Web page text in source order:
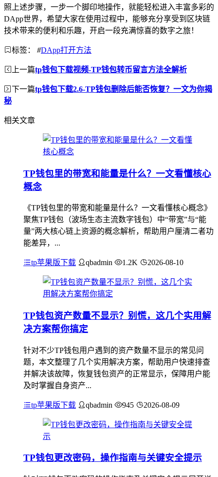
照上述步骤，一步一个脚印地操作，就能轻松进入丰富多彩的
DApp世界，希望大家在使用过程中，能够充分享受到区块链
技术带来的便利和乐趣，开启一段充满惊喜的数字之旅！
标签： #DApp打开方法
上一篇tp钱包下载视频-TP钱包转币留言方法全解析
下一篇tp钱包下载2.6-TP钱包删除后能否恢复？一文为你揭
秘
相关文章
TP钱包里的带宽和能量是什么？一文看懂核心
概念
《TP钱包里的带宽和能量是什么？一文看懂核心概念》
聚焦TP钱包（波场生态主流数字钱包）中“带宽”与“能
量”两大核心链上资源的概念解析，帮助用户厘清二者功
能差异，...
tp苹果版下载 qbadmin 1.2K 2026-08-10
TP钱包资产数量不显示？别慌，这几个实用解
决方案帮你搞定
针对不少TP钱包用户遇到的资产数量不显示的常见问
题，本文整理了几个实用解决方案，帮助用户快速排查
并解决该故障，恢复钱包资产的正常显示，保障用户能
及时掌握自身资产...
tp苹果版下载 qbadmin 945 2026-08-09
TP钱包更改密码，操作指南与关键安全提示